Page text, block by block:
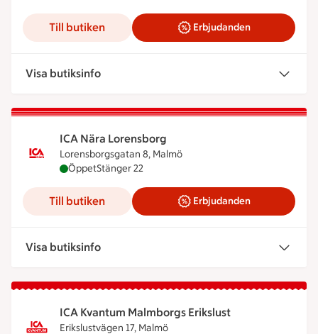
Till butiken Erbjudanden
Visa butiksinfo
ICA Nära Lorensborg
Lorensborgsgatan 8, Malmö
ICA Nära Lorensborg är öppen nu, stänger
ÖppetStänger 22
Till butiken Erbjudanden
Visa butiksinfo
ICA Kvantum Malmborgs Erikslust
Erikslustvägen 17, Malmö